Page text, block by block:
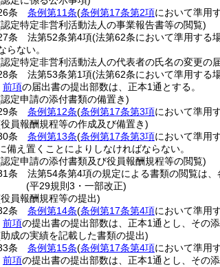
条
条例第11条(条例第17条第2項において準用
定特定非営利活動法人の事業報告書等の閲覧)
条
法第52条第4項(法第62条において準用する
らない。
定特定非営利活動法人の代表者の氏名の変更の
条
法第53条第1項(法第62条において準用する
前項の届出書の提出部数は、正本1通とする。
定申請の添付書類の備置き)
条
条例第12条(条例第17条第3項において準用
員報酬規程等の作成及び備置き)
条
条例第13条(条例第17条第3項において準用
備え置くことによりしなければならない。
定申請の添付書類及び役員報酬規程等の閲覧)
条
法第54条第4項の規定による書類の閲覧は
(平29規則3・一部改正)
員報酬規程等の提出)
条
条例第14条(条例第17条第4項において準用
前項の提出書の提出部数は、正本1通とし、その
成の実績を記載した書類の提出)
条
条例第15条(条例第17条第4項において準用
前項の提出書の提出部数は、正本1通とし、その